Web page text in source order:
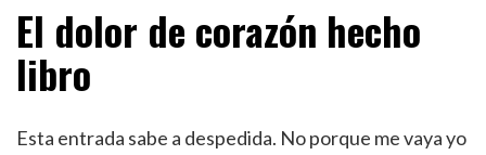
El dolor de corazón hecho
libro
Esta entrada sabe a despedida. No porque me vaya yo